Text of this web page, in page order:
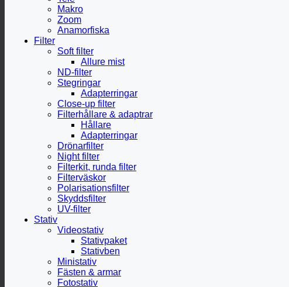
Makro
Zoom
Anamorfiska
Filter
Soft filter
Allure mist
ND-filter
Stegringar
Adapterringar
Close-up filter
Filterhållare & adaptrar
Hållare
Adapterringar
Drönarfilter
Night filter
Filterkit, runda filter
Filterväskor
Polarisationsfilter
Skyddsfilter
UV-filter
Stativ
Videostativ
Stativpaket
Stativben
Ministativ
Fästen & armar
Fotostativ